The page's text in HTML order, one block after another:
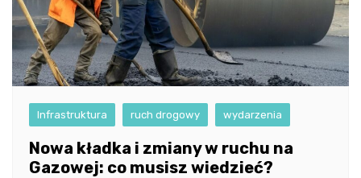
Infrastruktura ruch drogowy wydarzenia
Nowa kładka i zmiany w ruchu na
Gazowej: co musisz wiedzieć?